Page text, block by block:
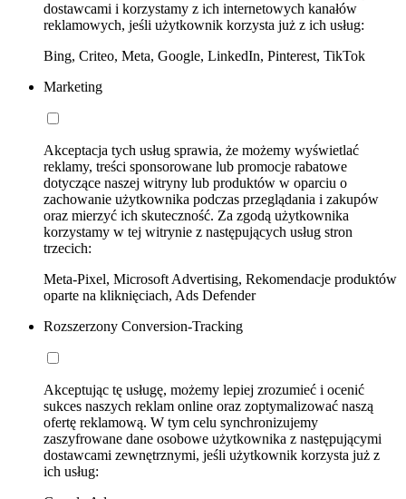
dostawcami i korzystamy z ich internetowych kanałów
reklamowych, jeśli użytkownik korzysta już z ich usług:
Bing, Criteo, Meta, Google, LinkedIn, Pinterest, TikTok
Marketing
Akceptacja tych usług sprawia, że możemy wyświetlać
reklamy, treści sponsorowane lub promocje rabatowe
dotyczące naszej witryny lub produktów w oparciu o
zachowanie użytkownika podczas przeglądania i zakupów
oraz mierzyć ich skuteczność. Za zgodą użytkownika
korzystamy w tej witrynie z następujących usług stron
trzecich:
Meta-Pixel, Microsoft Advertising, Rekomendacje produktów
oparte na kliknięciach, Ads Defender
Rozszerzony Conversion-Tracking
Akceptując tę usługę, możemy lepiej zrozumieć i ocenić
sukces naszych reklam online oraz zoptymalizować naszą
ofertę reklamową. W tym celu synchronizujemy
zaszyfrowane dane osobowe użytkownika z następującymi
dostawcami zewnętrznymi, jeśli użytkownik korzysta już z
ich usług: